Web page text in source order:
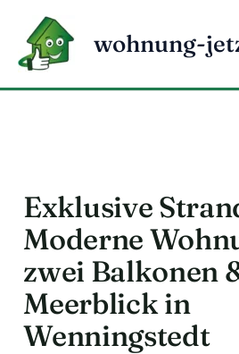
Inhalt
springen
wohnung-
Exklusive
Moderne
zwei Balkonen
Meerblick in
Wenningstedt